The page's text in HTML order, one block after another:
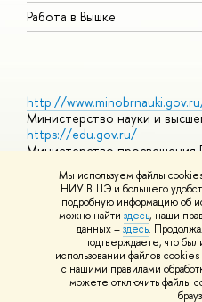
Мы используем файлы
НИУ ВШЭ и большего
подробную информацию об
можно найти здесь, наши
данных –здесь.
подтверждаете, что
использовании файлов
с нашими правилами
можете отключить файлы
Работа в Вышке
http://
Министерство науки и
https://edu.gov.ru/
Министерство просвещения
https://elearning.hse.ru/mooc
Массовые открытые онлайн-
© НИУ ВШЭ 1993–2026 Адреса и
использования материалов
Шрифты HSE Sans и HSE Slab